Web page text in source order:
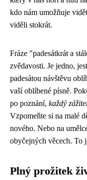
kdo nám umožňuje
viděli stokrát.
Fráze "padesátkrát a
zvědavosti. Je jedno,
padesátou návštěvu
vaší oblíbené písně.
po poznání, každý
Vzpomeňte si na malé
nového. Nebo na
obyčejných věcech. To
Plný prožitek